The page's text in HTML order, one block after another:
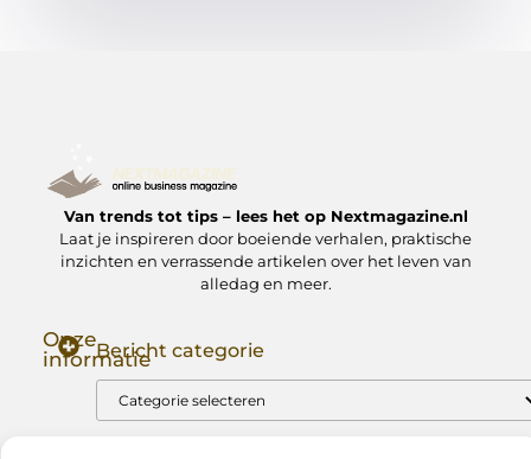
Van trends tot tips – lees het op Nextmagazine.nl
Laat je inspireren door boeiende verhalen, praktische
inzichten en verrassende artikelen over het leven van
alledag en meer.
Onze
informatieBericht categorie